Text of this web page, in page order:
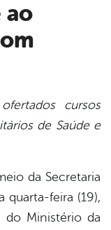
cursos
de Saúde e
da Secretaria
quarta-feira (19),
do Ministério da